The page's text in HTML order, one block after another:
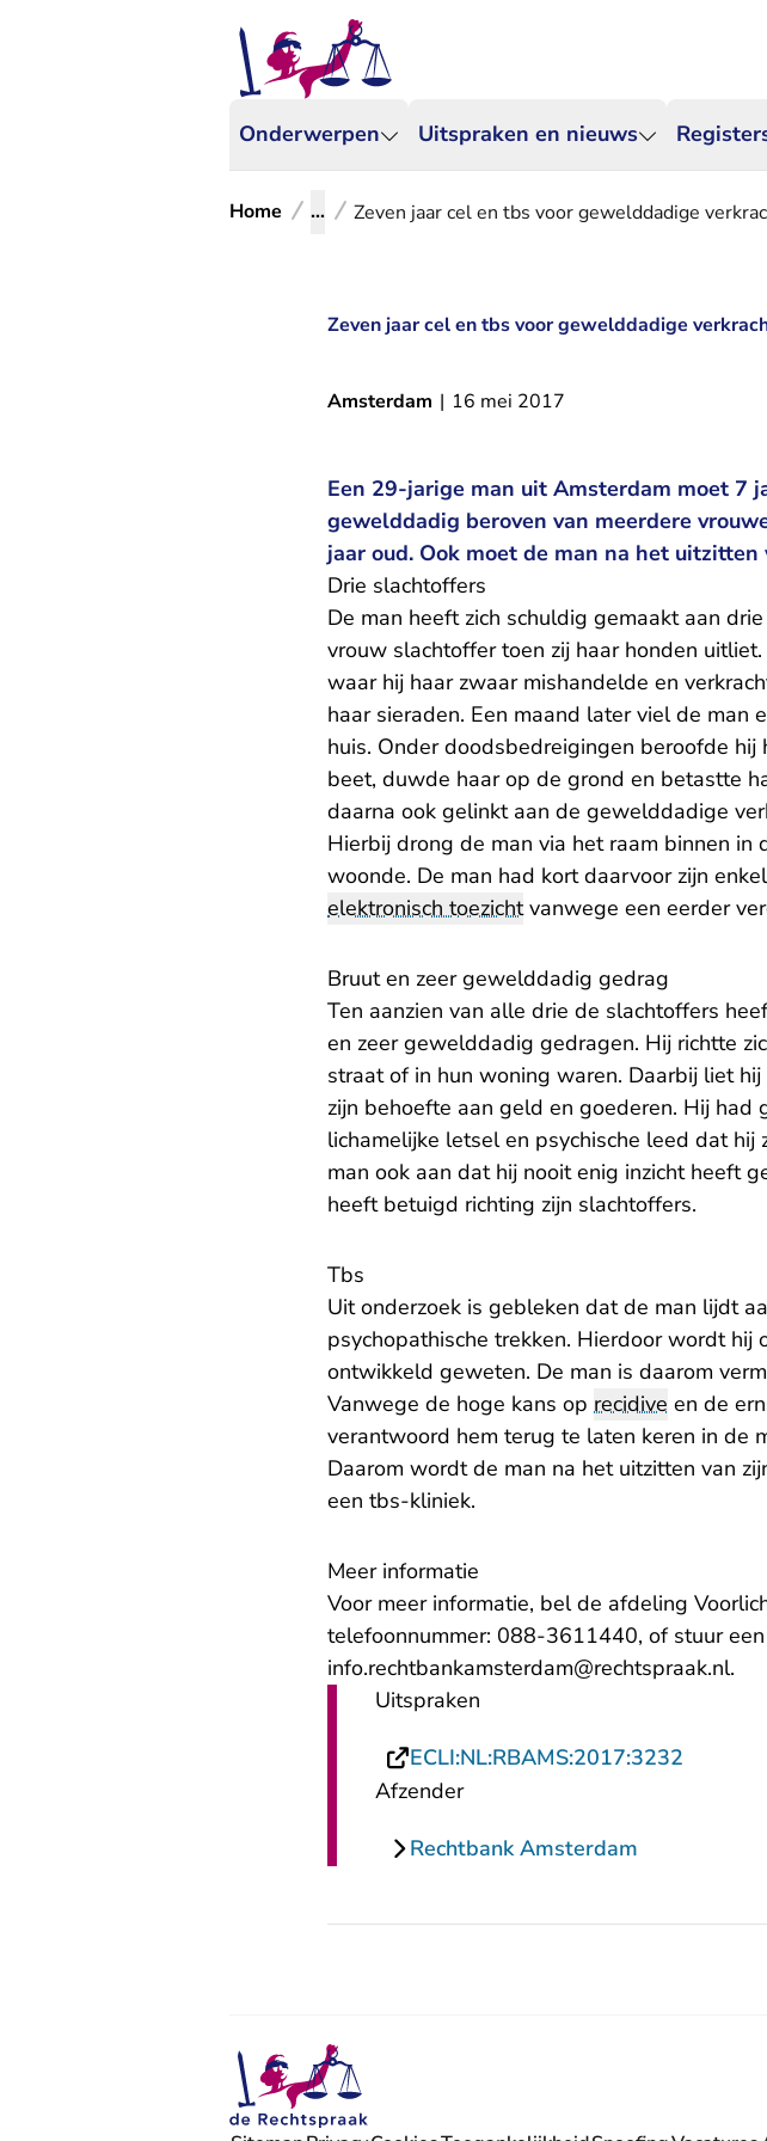
Onderwerpen Uitspraken en nieuws
Home ... Zeven jaar cel en tbs voor gewelddadige
Zeven jaar cel en tbs voor gewelddadige
Amsterdam | 16 mei 2017
Een 29-jarige man uit Amsterdam moet 7
gewelddadig beroven van meerdere
jaar oud. Ook moet de man na het
Drie slachtoffers
De man heeft zich schuldig gemaakt aan
vrouw slachtoffer toen zij haar honden
waar hij haar zwaar mishandelde en
haar sieraden. Een maand later viel de
huis. Onder doodsbedreigingen beroofde
beet, duwde haar op de grond en betastte
daarna ook gelinkt aan de gewelddadige
Hierbij drong de man via het raam binnen in
woonde. De man had kort daarvoor zijn
elektronisch toezichtvanwege een eerder
Bruut en zeer gewelddadig gedrag
Ten aanzien van alle drie de slachtoffers
en zeer gewelddadig gedragen. Hij richtte
straat of in hun woning waren. Daarbij liet
zijn behoefte aan geld en goederen. Hij
lichamelijke letsel en psychische leed dat
man ook aan dat hij nooit enig inzicht heeft
heeft betuigd richting zijn slachtoffers.
Tbs
Uit onderzoek is gebleken dat de man lijdt
psychopathische trekken. Hierdoor wordt
ontwikkeld geweten. De man is daarom
Vanwege de hoge kans op recidive en de
verantwoord hem terug te laten keren in de
Daarom wordt de man na het uitzitten van
een tbs-kliniek.
Meer informatie
Voor meer informatie, bel de afdeling
telefoonnummer: 088-3611440, of stuur
info.rechtbankamsterdam@rechtspraak.nl.
Uitspraken
ECLI:NL:RBAMS:2017:3232
Afzender
Rechtbank Amsterdam